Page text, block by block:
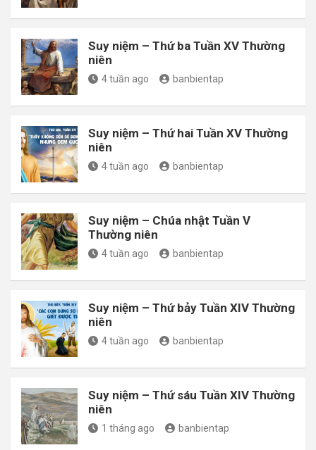
Suy niệm – Thứ ba Tuần XV Thường
niên
4 tuần ago banbientap
Suy niệm – Thứ hai Tuần XV Thường
niên
4 tuần ago banbientap
Suy niệm – Chúa nhật Tuần V
Thường niên
4 tuần ago banbientap
Suy niệm – Thứ bảy Tuần XIV Thường
niên
4 tuần ago banbientap
Suy niệm – Thứ sáu Tuần XIV Thường
niên
1 tháng ago banbientap